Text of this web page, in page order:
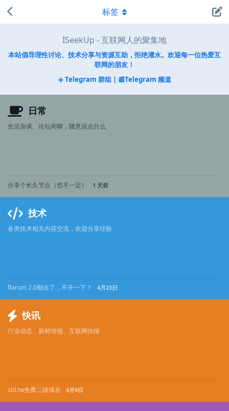
ISeekUp - 互联网人的聚集地
本站倡导理性讨论、技术分享与资源互助，拒绝灌水。欢迎每一位热爱互
联网的朋友！
✈️ Telegram 群组 | 📰Telegram 频道
标签
日常
生活杂谈、论坛闲聊，随意说点什么
分享个长久节点（也不一定） 1 天前
技术
各类技术相关内容交流，欢迎分享经验
flarum 2.0都出了，不升一下？ 4月23日
快讯
行业动态、新鲜情报、互联网快报
sld.tw免费二级域名 4月9日